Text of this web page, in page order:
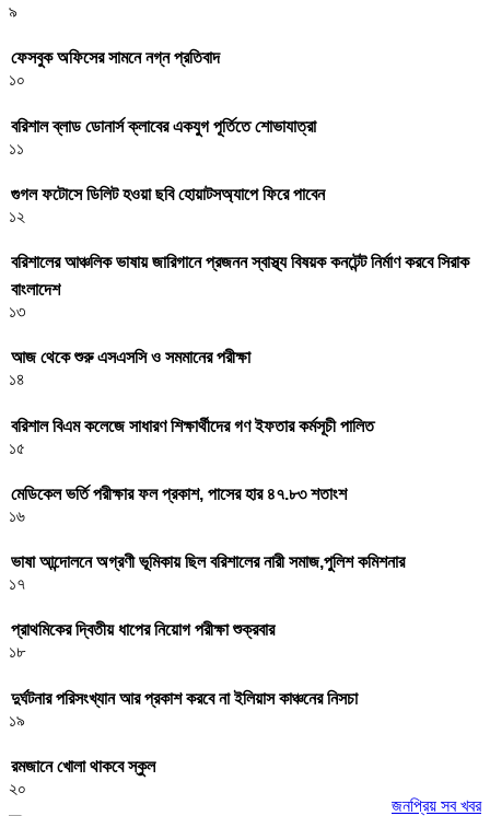
৯
ফেসবুক অফিসের সামনে নগ্ন প্রতিবাদ
১০
বরিশাল ব্লাড ডোনার্স ক্লাবের একযুগ পূর্তিতে শোভাযাত্রা
১১
গুগল ফটোসে ডিলিট হওয়া ছবি হোয়াটসঅ্যাপে ফিরে পাবেন
১২
বরিশালের আঞ্চলিক ভাষায় জারিগানে প্রজনন স্বাস্থ্য বিষয়ক কনটেন্ট নির্মাণ করবে সিরাক
বাংলাদেশ
১৩
আজ থেকে শুরু এসএসসি ও সমমানের পরীক্ষা
১৪
বরিশাল বিএম কলেজে সাধারণ শিক্ষার্থীদের গণ ইফতার কর্মসূচী পালিত
১৫
মেডিকেল ভর্তি পরীক্ষার ফল প্রকাশ, পাসের হার ৪৭.৮৩ শতাংশ
১৬
ভাষা আন্দোলনে অগ্রণী ভূমিকায় ছিল বরিশালের নারী সমাজ,পুলিশ কমিশনার
১৭
প্রাথমিকের দ্বিতীয় ধাপের নিয়োগ পরীক্ষা শুক্রবার
১৮
দুর্ঘটনার পরিসংখ্যান আর প্রকাশ করবে না ইলিয়াস কাঞ্চনের নিসচা
১৯
রমজানে খোলা থাকবে স্কুল
২০
জনপ্রিয় সব খবর